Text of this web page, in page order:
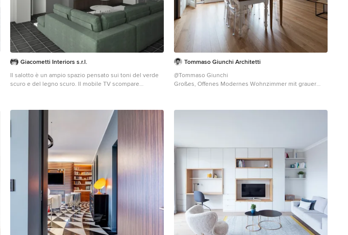
Giacometti Interiors s.r.l.
Il salotto è un ampio spazio pensato sui toni del verde
scuro e del legno scuro. Il mobile TV scompare
mobili TV. Anche qui il cartongesso permette di giocare
con luci e volumi.
Tommaso Giunchi Architetti
@Tommaso Giunchi
Großes, Offenes Modernes Wohnzimmer mit grauer